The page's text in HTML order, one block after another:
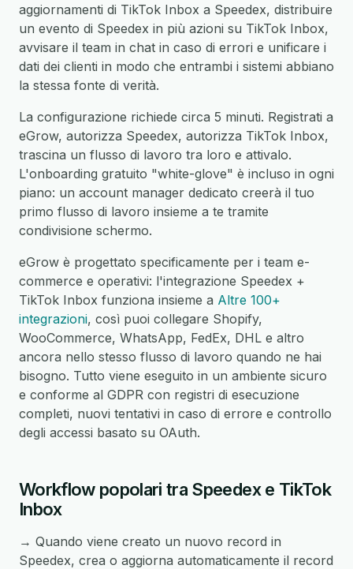
aggiornamenti di TikTok Inbox a Speedex, distribuire
un evento di Speedex in più azioni su TikTok Inbox,
avvisare il team in chat in caso di errori e unificare i
dati dei clienti in modo che entrambi i sistemi abbiano
la stessa fonte di verità.
La configurazione richiede circa 5 minuti. Registrati a
eGrow, autorizza Speedex, autorizza TikTok Inbox,
trascina un flusso di lavoro tra loro e attivalo.
L'onboarding gratuito "white-glove" è incluso in ogni
piano: un account manager dedicato creerà il tuo
primo flusso di lavoro insieme a te tramite
condivisione schermo.
eGrow è progettato specificamente per i team e-
commerce e operativi: l'integrazione Speedex +
TikTok Inbox funziona insieme a Altre 100+
integrazioni, così puoi collegare Shopify,
WooCommerce, WhatsApp, FedEx, DHL e altro
ancora nello stesso flusso di lavoro quando ne hai
bisogno. Tutto viene eseguito in un ambiente sicuro
e conforme al GDPR con registri di esecuzione
completi, nuovi tentativi in caso di errore e controllo
degli accessi basato su OAuth.
Workflow popolari tra Speedex e TikTok
Inbox
→ Quando viene creato un nuovo record in
Speedex, crea o aggiorna automaticamente il record